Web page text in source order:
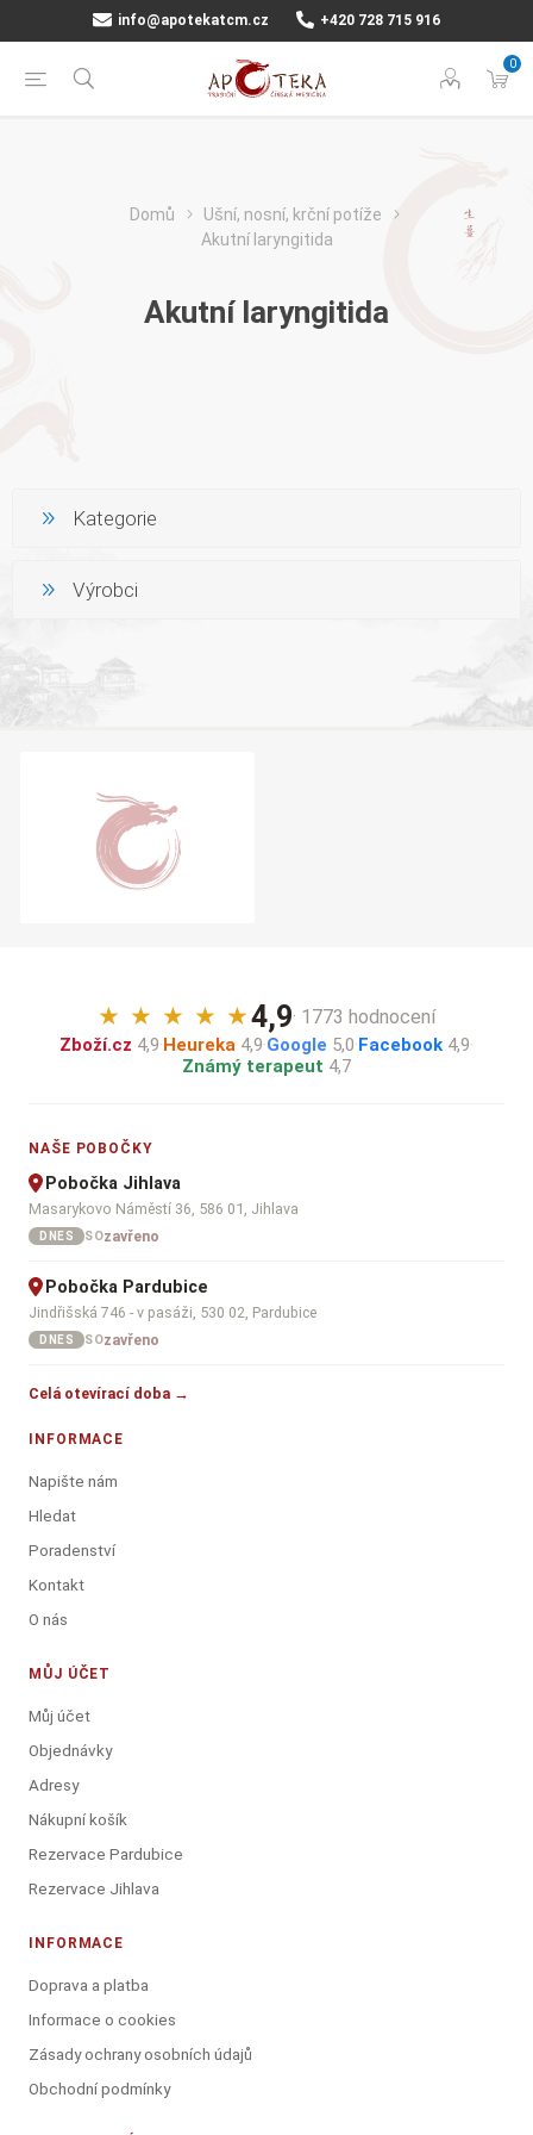
info@apotekatcm.cz +420 728 715 916
0
Domů
Ušní, nosní, krční potíže
Akutní laryngitida
Akutní laryngitida
Kategorie
Výrobci
★ ★ ★ ★ ★4,9· 1773 hodnocení
Zboží.cz 4,9·Heureka 4,9·Google 5,0·Facebook 4,9·
Známý terapeut 4,7
NAŠE POBOČKY
Pobočka Jihlava
Masarykovo Náměstí 36, 586 01, Jihlava
DNES SOzavřeno
Pobočka Pardubice
Jindřišská 746 - v pasáži, 530 02, Pardubice
DNES SOzavřeno
Celá otevírací doba →
INFORMACE
Napište nám
Hledat
Poradenství
Kontakt
O nás
MŮJ ÚČET
Můj účet
Objednávky
Adresy
Nákupní košík
Rezervace Pardubice
Rezervace Jihlava
INFORMACE
Doprava a platba
Informace o cookies
Zásady ochrany osobních údajů
Obchodní podmínky